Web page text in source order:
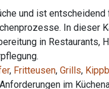
und ist
In dieser
in Restaurants,
, Fritteusen, Grills,
im